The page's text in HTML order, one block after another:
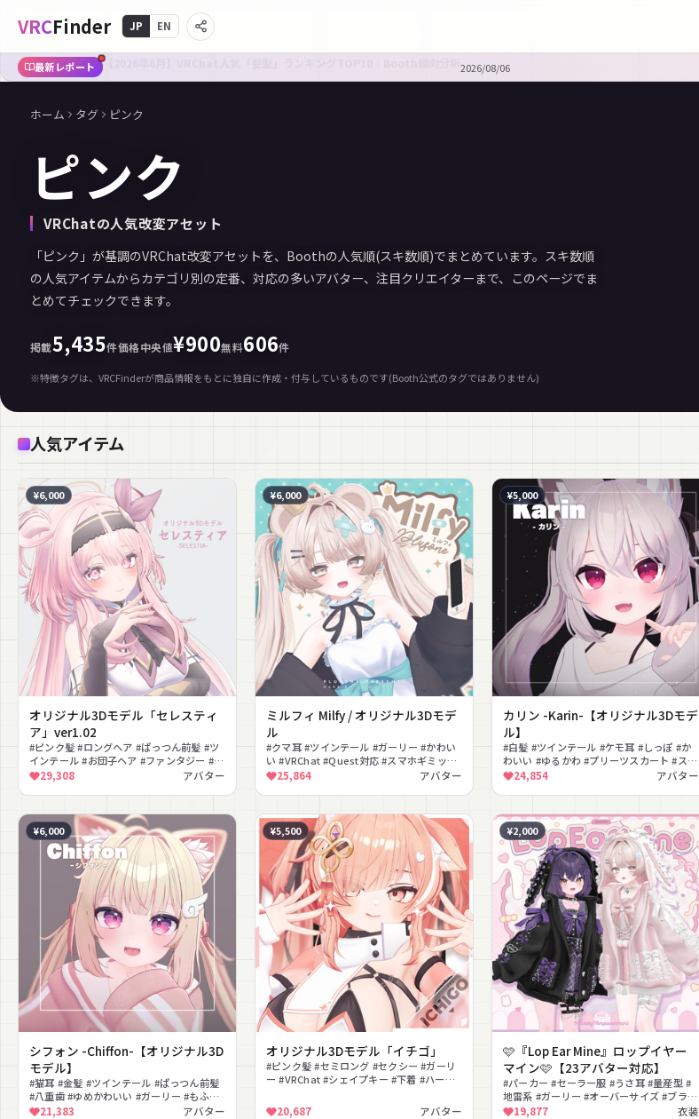
VRCFinder JP EN
最新レポート 【2026年6月】VRChat人気「髪型」ランキングTOP10｜Booth傾向分析 2026/08/06
ホーム タグ ピンク
ピンク
VRChatの人気改変アセット
「ピンク」が基調のVRChat改変アセットを、Boothの人気順(スキ数順)でまとめています。スキ数順
の人気アイテムからカテゴリ別の定番、対応の多いアバター、注目クリエイターまで、このページでま
とめてチェックできます。
掲載5,435件価格中央値¥900無料606件
※特徴タグは、VRCFinderが商品情報をもとに独自に作成・付与しているものです(Booth公式のタグではありません)
人気アイテム
¥6,000
オリジナル3Dモデル「セレスティ
ア」ver1.02
#ピンク髪 #ロングヘア #ぱっつん前髪 #ツ
インテール #お団子ヘア #ファンタジー #上
品 #エレガント #ヘイロー #VRM対応
29,308 アバター
¥6,000
ミルフィ Milfy / オリジナル3Dモデ
ル
#クマ耳 #ツインテール #ガーリー #かわい
い #VRChat #Quest対応 #スマホギミック
#シェイプキー #VRM対応 #ゆめかわいい
25,864 アバター
¥5,000
カリン -Karin-【オリジナル3Dモデ
ル】
#白髪 #ツインテール #ケモ耳 #しっぽ #か
わいい #ゆるかわ #プリーツスカート #スニ
ーカー #色変え #PSD付き
24,854 アバター
¥6,000
シフォン -Chiffon-【オリジナル3D
モデル】
#猫耳 #金髪 #ツインテール #ぱっつん前髪
#八重歯 #ゆめかわいい #ガーリー #もふも
ふ #パーカー #VRChat
21,383 アバター
¥5,500
オリジナル3Dモデル「イチゴ」
#ピンク髪 #セミロング #セクシー #ガーリ
ー #VRChat #シェイプキー #下着 #ハーネ
20,687
アバター
¥2,000
🩷『Lop Ear Mine』ロップイヤー
マイン🩷【23アバター対応】
#パーカー #セーラー服 #うさ耳 #量産型 #
地雷系 #ガーリー #オーバーサイズ #ブラウ
ス #スカート #リュック
19,877 衣装